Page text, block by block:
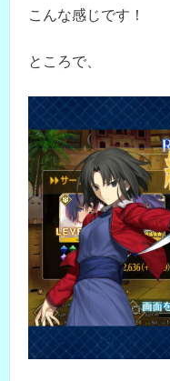
こんな感じです！
ところで、